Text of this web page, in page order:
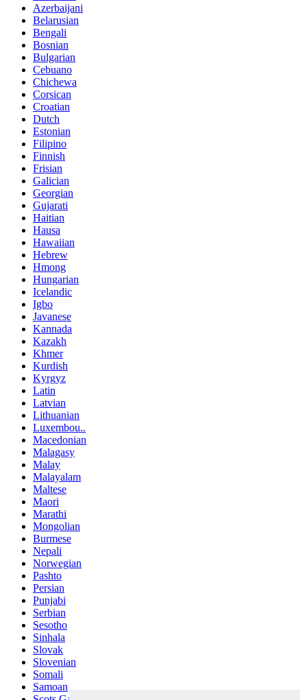
Azerbaijani
Belarusian
Bengali
Bosnian
Bulgarian
Cebuano
Chichewa
Corsican
Croatian
Dutch
Estonian
Filipino
Finnish
Frisian
Galician
Georgian
Gujarati
Haitian
Hausa
Hawaiian
Hebrew
Hmong
Hungarian
Icelandic
Igbo
Javanese
Kannada
Kazakh
Khmer
Kurdish
Kyrgyz
Latin
Latvian
Lithuanian
Luxembou..
Macedonian
Malagasy
Malay
Malayalam
Maltese
Maori
Marathi
Mongolian
Burmese
Nepali
Norwegian
Pashto
Persian
Punjabi
Serbian
Sesotho
Sinhala
Slovak
Slovenian
Somali
Samoan